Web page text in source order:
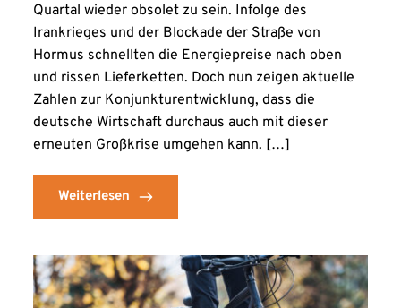
Quartal wieder obsolet zu sein. Infolge des
Irankrieges und der Blockade der Straße von
Hormus schnellten die Energiepreise nach oben
und rissen Lieferketten. Doch nun zeigen aktuelle
Zahlen zur Konjunkturentwicklung, dass die
deutsche Wirtschaft durchaus auch mit dieser
erneuten Großkrise umgehen kann. […]
Weiterlesen